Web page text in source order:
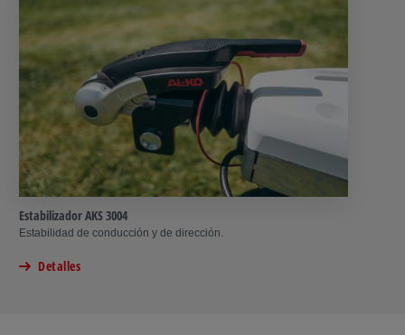
Estabilizador AKS 3004
Estabilidad de conducción y de dirección.
Detalles